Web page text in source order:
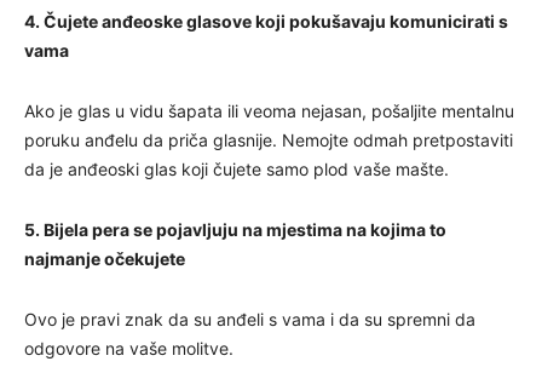
4. Čujete anđeoske glasove koji pokušavaju komunicirati s
vama
Ako je glas u vidu šapata ili veoma nejasan, pošaljite mentalnu
poruku anđelu da priča glasnije. Nemojte odmah pretpostaviti
da je anđeoski glas koji čujete samo plod vaše mašte.
5. Bijela pera se pojavljuju na mjestima na kojima to
najmanje očekujete
Ovo je pravi znak da su anđeli s vama i da su spremni da
odgovore na vaše molitve.